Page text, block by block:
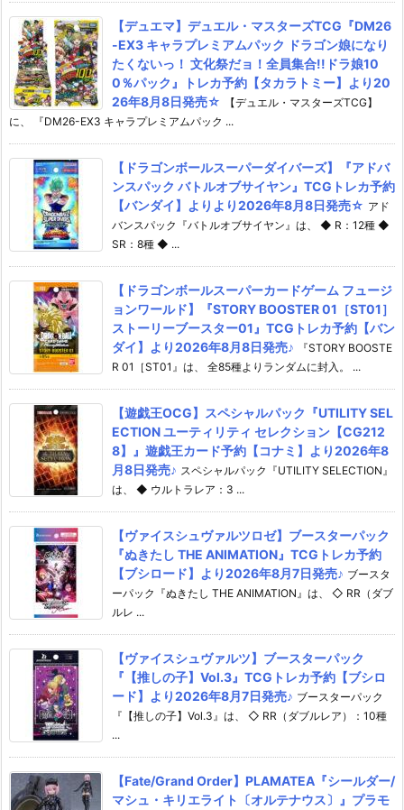
【デュエマ】デュエル・マスターズTCG『DM26
-EX3 キャラプレミアムパック ドラゴン娘になり
たくないっ！ 文化祭だョ！全員集合!!ドラ娘10
0％パック』トレカ予約【タカラトミー】より20
26年8月8日発売☆
【デュエル・マスターズTCG】
に、 『DM26-EX3 キャラプレミアムパック ...
【ドラゴンボールスーパーダイバーズ】『アドバ
ンスパック バトルオブサイヤン』TCGトレカ予約
【バンダイ】よりより2026年8月8日発売☆ アド
バンスパック『バトルオブサイヤン』は、 ◆ R：12種 ◆
SR：8種 ◆ ...
【ドラゴンボールスーパーカードゲーム フュージ
ョンワールド】『STORY BOOSTER 01［ST01］
ストーリーブースター01』TCGトレカ予約【バン
ダイ】より2026年8月8日発売♪
『STORY BOOSTE
R 01［ST01』は、 全85種よりランダムに封入。 ...
【遊戯王OCG】スペシャルパック『UTILITY SEL
ECTION ユーティリティ セレクション【CG212
8】』遊戯王カード予約【コナミ】より2026年8
月8日発売♪ スペシャルパック『UTILITY SELECTION』
は、 ◆ ウルトラレア：3 ...
【ヴァイスシュヴァルツロゼ】ブースターパック
『ぬきたし THE ANIMATION』TCGトレカ予約
【ブシロード】より2026年8月7日発売♪ ブースタ
ーパック『ぬきたし THE ANIMATION』は、 ◇ RR（ダブ
ルレ ...
【ヴァイスシュヴァルツ】ブースターパック
『【推しの子】Vol.3』TCGトレカ予約【ブシロ
ード】より2026年8月7日発売♪ ブースターパック
『【推しの子】Vol.3』は、 ◇ RR（ダブルレア）：10種
...
【Fate/Grand Order】PLAMATEA『シールダー/
マシュ・キリエライト〔オルテナウス〕』プラモ